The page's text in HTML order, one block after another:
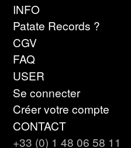
INFO
Patate Records ?
CGV
FAQ
USER
Se connecter
Créer votre compte
CONTACT
+33 (0) 1 48 06 58 11